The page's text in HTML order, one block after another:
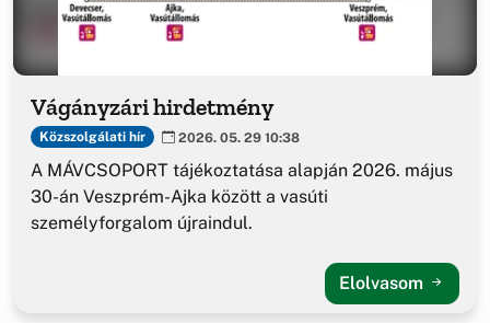
Vágányzári hirdetmény
Közszolgálati hír 2026. 05. 29 10:38
A MÁVCSOPORT tájékoztatása alapján 2026. május
30-án Veszprém-Ajka között a vasúti
személyforgalom újraindul.
Elolvasom